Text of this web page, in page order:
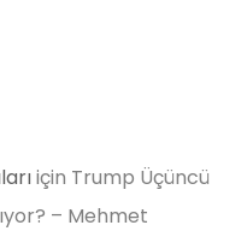
için Trump Üçüncü
– Mehmet